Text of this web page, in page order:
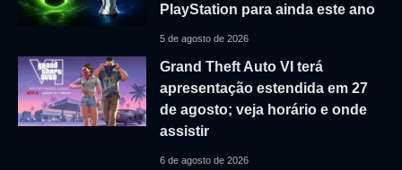
PlayStation para ainda este ano
5 de agosto de 2026
Grand Theft Auto VI terá
apresentação estendida em 27
de agosto; veja horário e onde
assistir
6 de agosto de 2026